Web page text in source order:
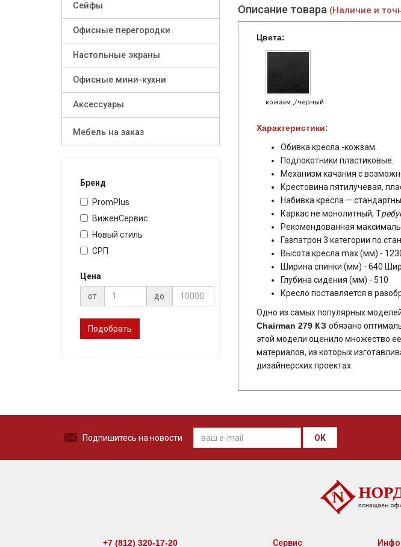
Сейфы
Офисные перегородки
Настольные экраны
Офисные мини-кухни
Аксессуары
Мебель на заказ
Бренд
PromPlus
ВиженСервис
Новый стиль
СРП
Цена
от до
Подобрать
Описание товара (Наличие и
Цвета:
кожзам.,/черный
Характеристики:
Обивка кресла -кожзам.
Подлокотники пластиковые.
Механизм качания с
Крестовина пятилучевая,
Набивка кресла —
Каркас не монолитный, Т
Рекомендованная
Газпатрон 3 категории по
Высота кресла max (мм) -
Ширина спинки (мм) - 640
Глубина сидения (мм) - 510
Кресло поставляется в
Одно из самых популярных
Chairman 279 КЗ обязано
этой модели оценило множество
материалов, из которых
дизайнерских проектах.
Подпишитесь на новости OK
+7 (812) 320-17-20 Сервис